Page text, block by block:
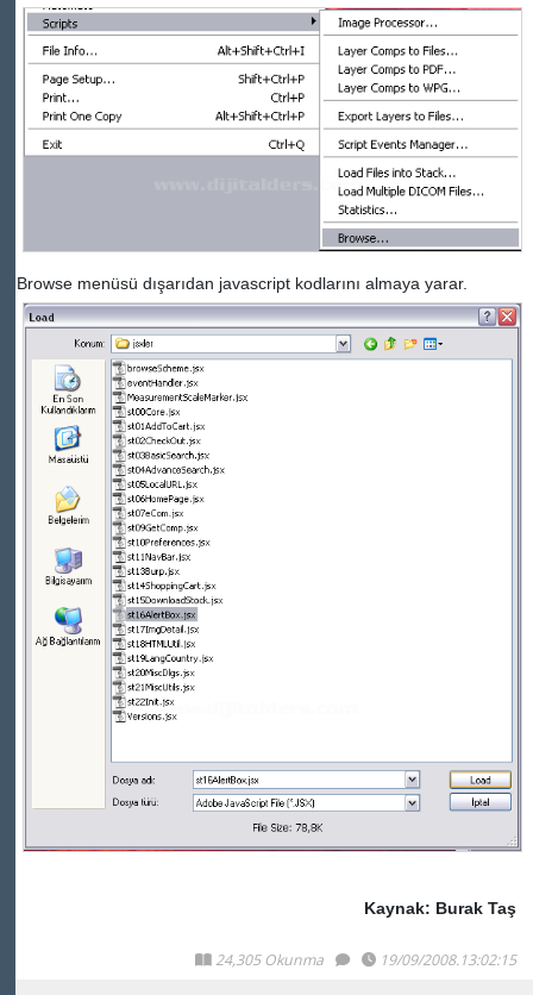
Browse menüsü dışarıdan javascript kodlarını almaya yarar.
Kaynak: Burak Taş
24,305 Okunma 19/09/2008.13:02:15